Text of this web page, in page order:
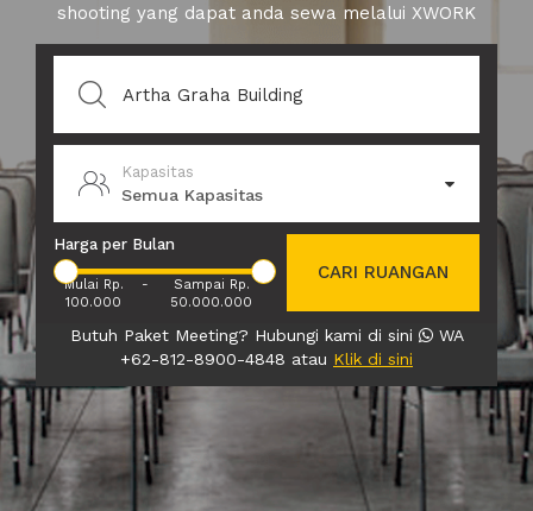
shooting yang dapat anda sewa melalui XWORK
Kapasitas
Semua Kapasitas
Harga per Bulan
Mulai Rp.
100.000
-
Sampai Rp.
50.000.000
CARI RUANGAN
Butuh Paket Meeting? Hubungi kami di sini
WA
+62-812-8900-4848 atau Klik di sini